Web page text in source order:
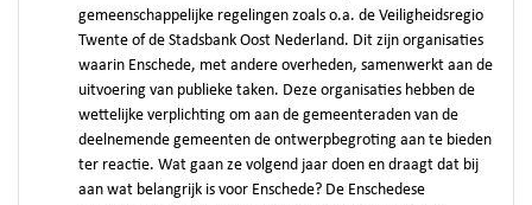
gemeenschappelijke regelingen zoals o.a. de Veiligheidsregio
Twente of de Stadsbank Oost Nederland. Dit zijn organisaties
waarin Enschede, met andere overheden, samenwerkt aan de
uitvoering van publieke taken. Deze organisaties hebben de
wettelijke verplichting om aan de gemeenteraden van de
deelnemende gemeenten de ontwerpbegroting aan te bieden
ter reactie. Wat gaan ze volgend jaar doen en draagt dat bij
aan wat belangrijk is voor Enschede? De Enschedese